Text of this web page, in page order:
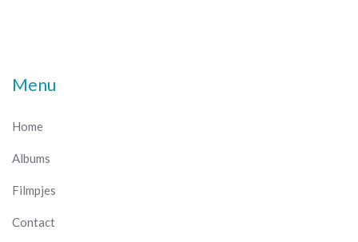
Menu
Home
Albums
Filmpjes
Contact